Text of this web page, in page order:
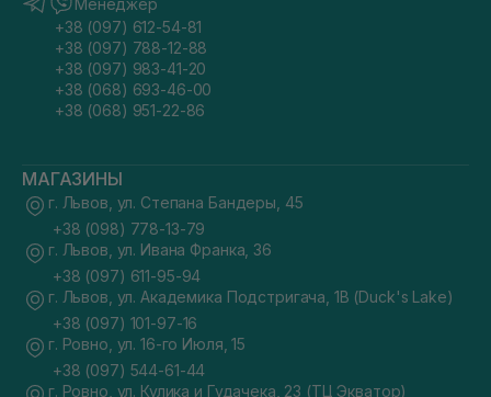
+38 (097) 612-54-81
+38 (097) 788-12-88
+38 (097) 983-41-20
+38 (068) 693-46-00
+38 (068) 951-22-86
МАГАЗИНЫ
г. Львов, ул. Степана Бандеры, 45
+38 (098) 778-13-79
г. Львов, ул. Ивана Франка, 36
+38 (097) 611-95-94
г. Львов, ул. Академика Подстригача, 1В (Duck's Lake)
+38 (097) 101-97-16
г. Ровно, ул. 16-го Июля, 15
+38 (097) 544-61-44
г. Ровно, ул. Кулика и Гудачека, 23 (ТЦ Экватор)